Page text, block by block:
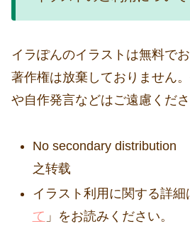
イラぽんのイラストは無料で
著作権は放棄しておりません
や自作発言などはご遠慮くだ
No secondary
之转载
イラスト利用に関する詳細
て 」をお読みください。